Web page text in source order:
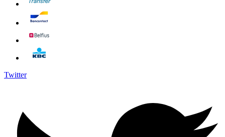
Twitter